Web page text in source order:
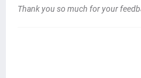
Thank you so much for your